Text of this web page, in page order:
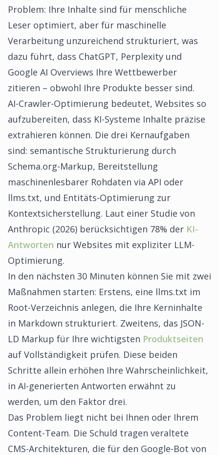
Problem: Ihre Inhalte sind für menschliche
Leser optimiert, aber für maschinelle
Verarbeitung unzureichend strukturiert, was
dazu führt, dass ChatGPT, Perplexity und
Google AI Overviews Ihre Wettbewerber
zitieren – obwohl Ihre Produkte besser sind.
AI-Crawler-Optimierung bedeutet, Websites so
aufzubereiten, dass KI-Systeme Inhalte präzise
extrahieren können. Die drei Kernaufgaben
sind: semantische Strukturierung durch
Schema.org-Markup, Bereitstellung
maschinenlesbarer Rohdaten via API oder
llms.txt, und Entitäts-Optimierung zur
Kontextsicherstellung. Laut einer Studie von
Anthropic (2026) berücksichtigen 78% der KI-
Antworten nur Websites mit expliziter LLM-
Optimierung.
In den nächsten 30 Minuten können Sie mit zwei
Maßnahmen starten: Erstens, eine llms.txt im
Root-Verzeichnis anlegen, die Ihre Kerninhalte
in Markdown strukturiert. Zweitens, das JSON-
LD Markup für Ihre wichtigsten Produktseiten
auf Vollständigkeit prüfen. Diese beiden
Schritte allein erhöhen Ihre Wahrscheinlichkeit,
in AI-generierten Antworten erwähnt zu
werden, um den Faktor drei.
Das Problem liegt nicht bei Ihnen oder Ihrem
Content-Team. Die Schuld tragen veraltete
CMS-Architekturen, die für den Google-Bot von